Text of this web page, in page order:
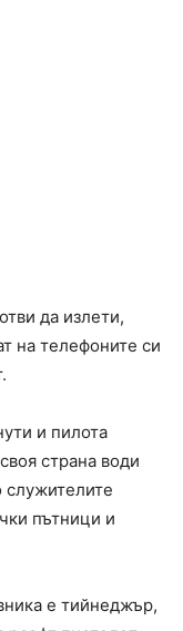
да излети,
на телефоните си
и пилота
страна води
служителите
пътници и
е тийнеджър,